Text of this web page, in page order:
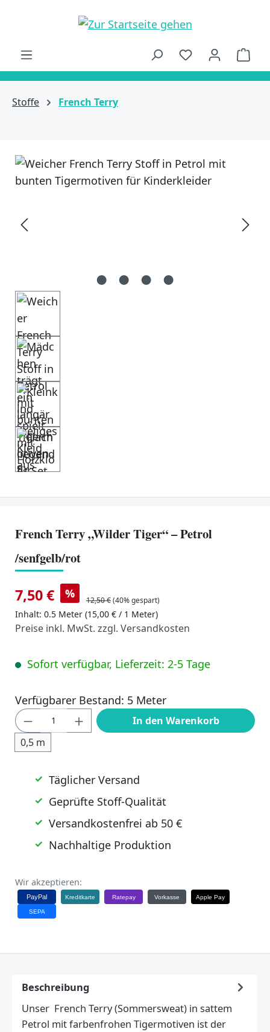
Stoffe French Terry
Bildergalerie überspringen
French Terry „Wilder Tiger“ – Petrol
/senfgelb/rot
7,50 € % 12,50 €(40% gespart)
Inhalt: 0.5 Meter (15,00 € / 1 Meter)
Preise inkl. MwSt. zzgl. Versandkosten
Sofort verfügbar, Lieferzeit: 2-5 Tage
Verfügbarer Bestand: 5 Meter
Produkt Anzahl: Gib den gewünschten
0,5 m
In den Warenkorb
Täglicher Versand
Geprüfte Stoff-Qualität
Versandkostenfrei ab 50 €
Nachhaltige Produktion
Wir akzeptieren:
PayPal Kreditkarte Ratepay Vorkasse Apple Pay
SEPA
Beschreibung
Unser French Terry (Sommersweat) in sattem
Petrol mit farbenfrohen Tigermotiven ist der